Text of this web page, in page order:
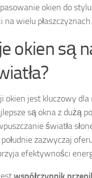
okien do
wielu płaszczyznach.
okien są
okien jest kluczowy
są okna z dużą
światła
zazwyczaj
efektywności